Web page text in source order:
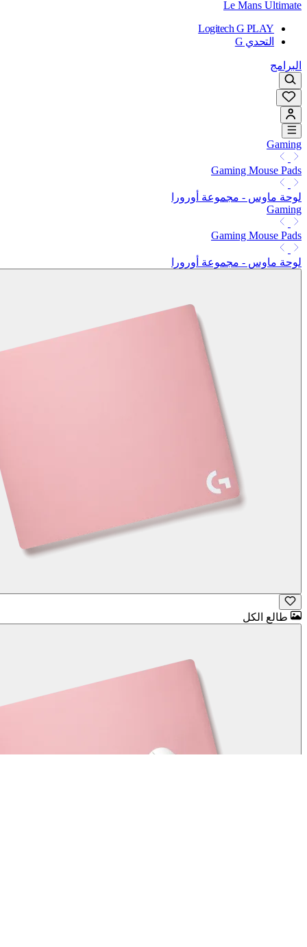
Le Mans Ultimate
Logitech G PLAY
التحدي G
البرامج
Gaming
Gaming Mouse Pads
لوحة ماوس - مجموعة أورورا
Gaming
Gaming Mouse Pads
لوحة ماوس - مجموعة أورورا
طالع الكل